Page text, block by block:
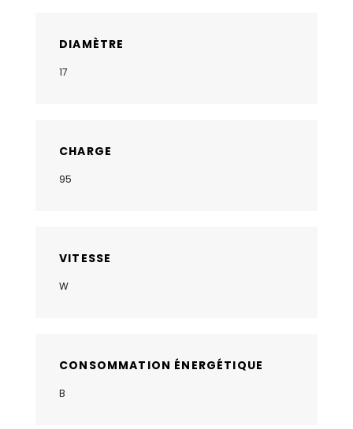
DIAMÈTRE
17
CHARGE
95
VITESSE
W
CONSOMMATION ÉNERGÉTIQUE
B